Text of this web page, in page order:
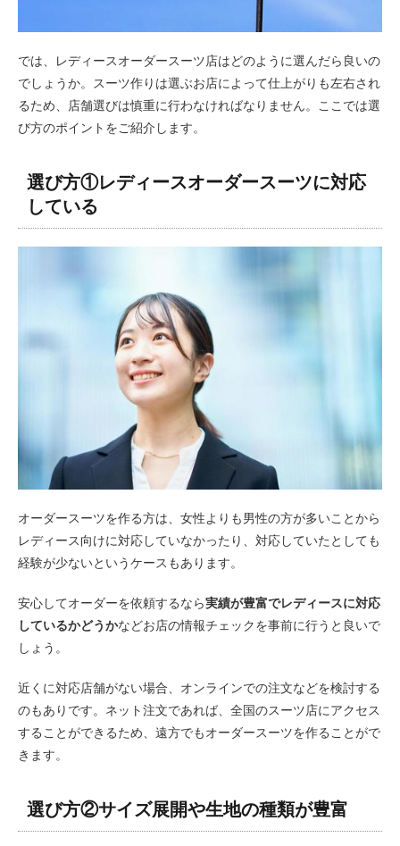
では、レディースオーダースーツ店はどのように選んだら良いの
でしょうか。スーツ作りは選ぶお店によって仕上がりも左右され
るため、店舗選びは慎重に行わなければなりません。ここでは選
び方のポイントをご紹介します。
選び方①レディースオーダースーツに対応
している
オーダースーツを作る方は、女性よりも男性の方が多いことから
レディース向けに対応していなかったり、対応していたとしても
経験が少ないというケースもあります。
安心してオーダーを依頼するなら実績が豊富でレディースに対応
しているかどうかなどお店の情報チェックを事前に行うと良いで
しょう。
近くに対応店舗がない場合、オンラインでの注文などを検討する
のもありです。ネット注文であれば、全国のスーツ店にアクセス
することができるため、遠方でもオーダースーツを作ることがで
きます。
選び方②サイズ展開や生地の種類が豊富